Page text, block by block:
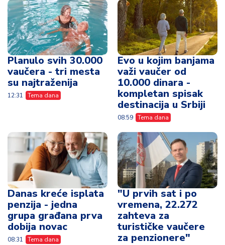
Planulo svih 30.000
vaučera - tri mesta
su najtraženija
12:31 Tema dana
Evo u kojim banjama
važi vaučer od
10.000 dinara -
kompletan spisak
destinacija u Srbiji
08:59 Tema dana
Danas kreće isplata
penzija - jedna
grupa građana prva
dobija novac
08:31 Tema dana
"U prvih sat i po
vremena, 22.272
zahteva za
turističke vaučere
za penzionere"